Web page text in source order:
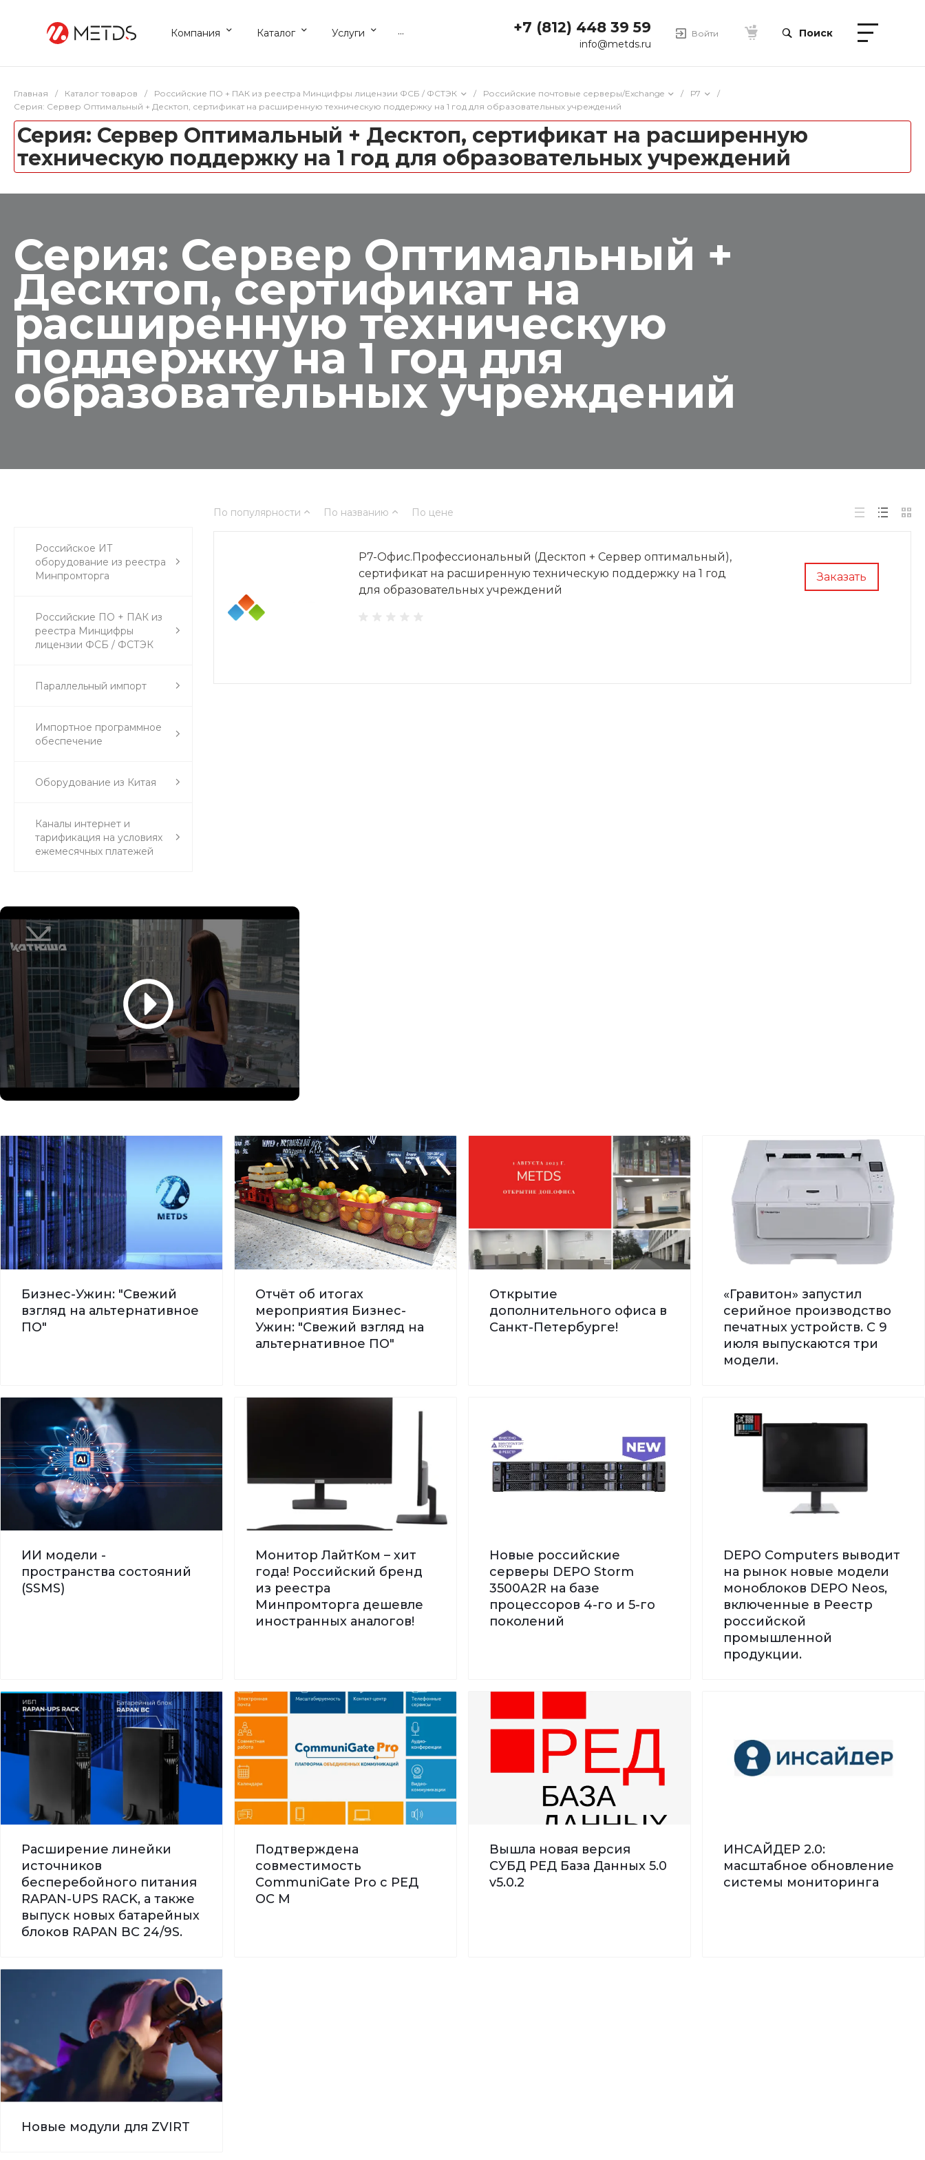
Компания Каталог Услуги ... +7 (812) 448 39 59
info@metds.ru
Войти Поиск
Главная / Каталог товаров / Российские ПО + ПАК из реестра Минцифры лицензии ФСБ / ФСТЭК / Российские почтовые серверы/Exchange / Р7
/
Серия: Сервер Оптимальный + Десктоп, сертификат на расширенную техническую поддержку на 1 год для образовательных учреждений
Серия: Сервер Оптимальный + Десктоп, сертификат на расширенную
техническую поддержку на 1 год для образовательных учреждений
Серия: Сервер Оптимальный +
Десктоп, сертификат на
расширенную техническую
поддержку на 1 год для
образовательных учреждений
Российское ИТ
оборудование из реестра
Минпромторга
Российские ПО + ПАК из
реестра Минцифры
лицензии ФСБ / ФСТЭК
Параллельный импорт
Импортное программное
обеспечение
Оборудование из Китая
Каналы интернет и
тарификация на условиях
ежемесячных платежей
По популярности По названию По цене
Заказать
Р7-Офис.Профессиональный (Десктоп + Сервер оптимальный),
сертификат на расширенную техническую поддержку на 1 год
для образовательных учреждений
Бизнес-Ужин: "Свежий
взгляд на альтернативное
ПО"
Отчёт об итогах
мероприятия Бизнес-
Ужин: "Свежий взгляд на
альтернативное ПО"
Открытие
дополнительного офиса в
Санкт-Петербурге!
«Гравитон» запустил
серийное производство
печатных устройств. С 9
июля выпускаются три
модели.
ИИ модели -
пространства состояний
(SSMS)
Монитор ЛайтКом – хит
года! Российский бренд
из реестра
Минпромторга дешевле
иностранных аналогов!
Новые российские
серверы DEPO Storm
3500А2R на базе
процессоров 4-го и 5-го
поколений
DEPO Computers выводит
на рынок новые модели
моноблоков DEPO Neos,
включенные в Реестр
российской
промышленной
продукции.
Расширение линейки
источников
бесперебойного питания
RAPAN-UPS RACK, а также
выпуск новых батарейных
блоков RAPAN BC 24/9S.
Подтверждена
совместимость
CommuniGate Pro с РЕД
ОС М
Вышла новая версия
СУБД РЕД База Данных 5.0
v5.0.2
ИНСАЙДЕР 2.0:
масштабное обновление
системы мониторинга
Новые модули для ZVIRT